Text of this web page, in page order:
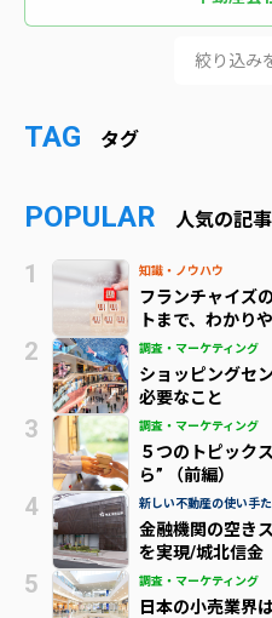
絞り込み
TAG タグ
POPULAR 人気の記事
知識・ノウハウ
フランチャイズ
トまで、わかり
調査・マーケティング
ショッピングセ
必要なこと
調査・マーケティング
５つのトピック
ら” （前編）
新しい不動産の使い手
金融機関の空き
を実現/城北信金
調査・マーケティング
日本の小売業界